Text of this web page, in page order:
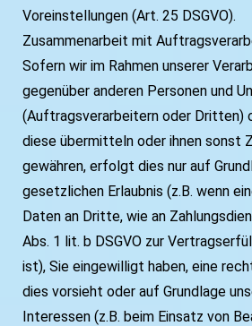
Voreinstellungen (Art. 25 DSGVO).
Zusammenarbeit mit
Sofern wir im Rahmen unserer
gegenüber anderen Personen und
(Auftragsverarbeitern oder Dritten)
diese übermitteln oder ihnen sonst
gewähren, erfolgt dies nur auf
gesetzlichen Erlaubnis (z.B. wenn
Daten an Dritte, wie an
Abs. 1 lit. b DSGVO zur
ist), Sie eingewilligt haben, eine
dies vorsieht oder auf Grundlage
Interessen (z.B. beim Einsatz von